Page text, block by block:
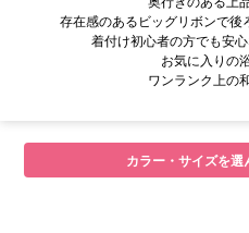
存在感のあるビッグリボンで
着付け初心者の方でも安
お気に入りの
ワンランク上の
カラー・サイズを